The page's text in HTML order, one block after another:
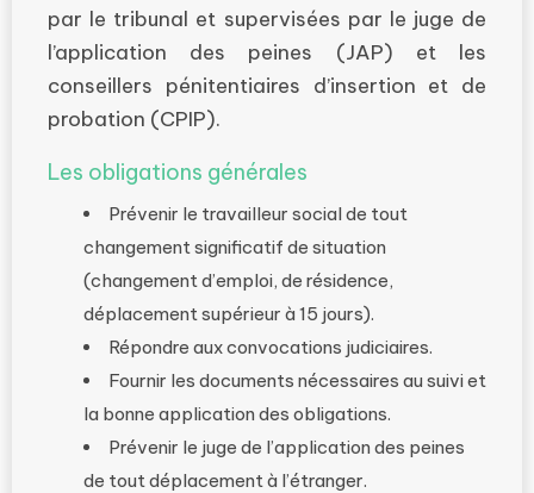
par le tribunal et supervisées par le juge de
l’application des peines (JAP) et les
conseillers pénitentiaires d’insertion et de
probation (CPIP).
Les obligations générales
Prévenir le travailleur social de tout
changement significatif de situation
(changement d’emploi, de résidence,
déplacement supérieur à 15 jours).
Répondre aux convocations judiciaires.
Fournir les documents nécessaires au suivi et
la bonne application des obligations.
Prévenir le juge de l’application des peines
de tout déplacement à l’étranger.